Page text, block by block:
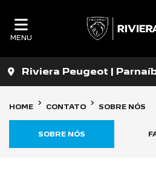
MENU
Riviera Peugeot |
HOME CONTATO SOBRE NÓS
SOBRE NÓS